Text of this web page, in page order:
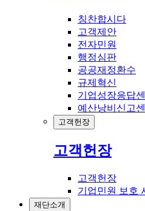
칭찬합시다
고객제안
전자민원
행정심판
공공재정환수
규제혁신
기업성장응답
예산낭비신고
고객헌장
고객헌장
고객헌장
기업민원 보호
재단소개